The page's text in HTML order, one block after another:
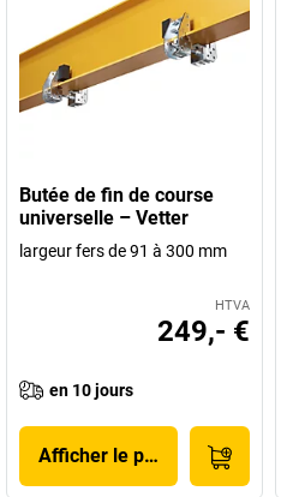
Butée de fin de course
universelle – Vetter
largeur fers de 91 à 300 mm
HTVA
249,- €
en 10 jours
Afficher le produit